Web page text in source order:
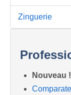
Zinguerie
Nouveau !